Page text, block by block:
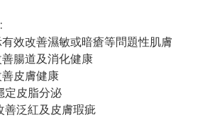
效改善濕敏或暗瘡等問題性肌膚
腸道及消化健康
善皮膚健康
定皮脂分泌
善泛紅及皮膚瑕疵